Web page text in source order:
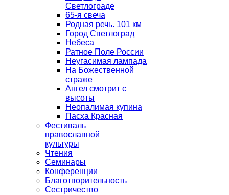
Светлограде
65-я свеча
Родная речь. 101 км
Город Светлоград
Небеса
Ратное Поле России
Неугасимая лампада
На Божественной
страже
Ангел смотрит с
высоты
Неопалимая купина
Пасха Красная
Фестиваль
православной
культуры
Чтения
Семинары
Конференции
Благотворительность
Сестричество